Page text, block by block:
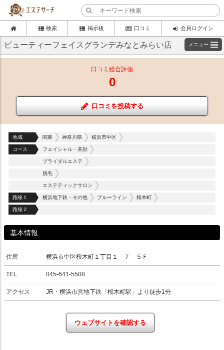
検索 掲示板 口コミ 会員ログイン
ビューティーフェイスグランデみなとみらい店 メニュー
口コミ総合評価
0
口コミを投稿する
地域 関東 神奈川県 横浜市中区
コース フェイシャル・美顔
ブライダルエステ
脱毛
エステティックサロン
路線１ 横浜地下鉄・その他 ブルーライン 桜木町
路線２
基本情報
住所 横浜市中区桜木町１丁目１－７－５Ｆ
TEL 045-641-5508
アクセス JR・横浜市営地下鉄「桜木町駅」より徒歩1分
ウェブサイトを確認する